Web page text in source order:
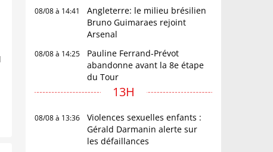
08/08 à 14:41
Angleterre: le milieu brésilien
Bruno Guimaraes rejoint
Arsenal
08/08 à 14:25
Pauline Ferrand-Prévot
abandonne avant la 8e étape
du Tour
13H
08/08 à 13:36
Violences sexuelles enfants :
Gérald Darmanin alerte sur
les défaillances